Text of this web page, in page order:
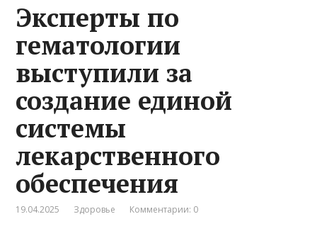
Эксперты по
гематологии
выступили за
создание единой
системы
лекарственного
обеспечения
19.04.2025 Здоровье Комментарии: 0